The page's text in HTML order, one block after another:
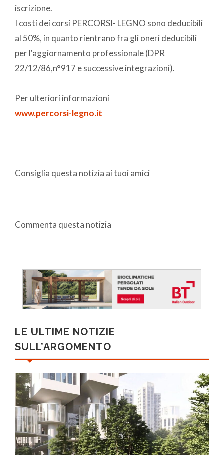
iscrizione.
I costi dei corsi PERCORSI- LEGNO sono deducibili
al 50%, in quanto rientrano fra gli oneri deducibili
per l'aggiornamento professionale (DPR
22/12/86,n°917 e successive integrazioni).
Per ulteriori informazioni
www.percorsi-legno.it
Consiglia questa notizia ai tuoi amici
Commenta questa notizia
LE ULTIME NOTIZIE
SULL’ARGOMENTO